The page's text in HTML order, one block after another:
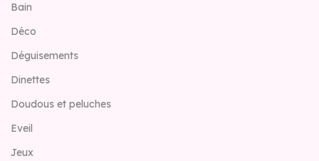
Bain
Déco
Déguisements
Dinettes
Doudous et peluches
Eveil
Jeux